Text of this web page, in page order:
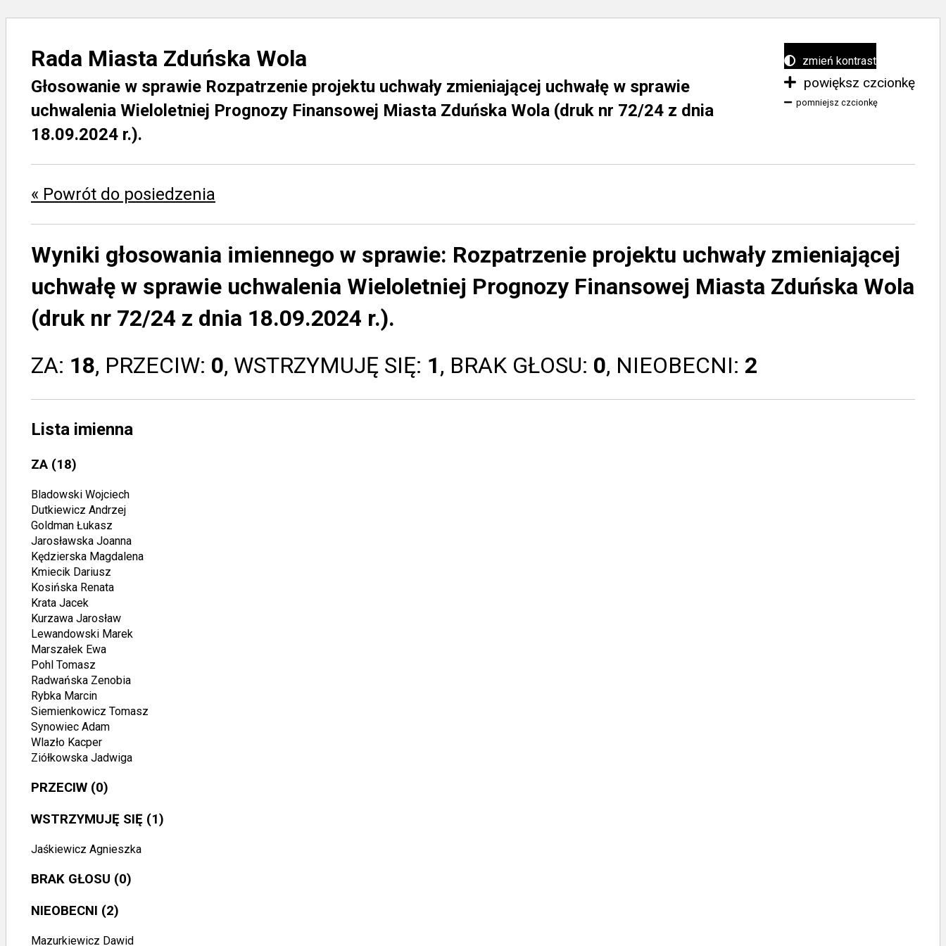
zmień kontrast
powiększ czcionkę
pomniejsz czcionkę
Rada Miasta Zduńska Wola
Głosowanie w sprawie Rozpatrzenie projektu uchwały zmieniającej uchwałę w sprawie
uchwalenia Wieloletniej Prognozy Finansowej Miasta Zduńska Wola (druk nr 72/24 z dnia
18.09.2024 r.).
« Powrót do posiedzenia
Wyniki głosowania imiennego w sprawie: Rozpatrzenie projektu uchwały zmieniającej
uchwałę w sprawie uchwalenia Wieloletniej Prognozy Finansowej Miasta Zduńska Wola
(druk nr 72/24 z dnia 18.09.2024 r.).
ZA: 18, PRZECIW: 0, WSTRZYMUJĘ SIĘ: 1, BRAK GŁOSU: 0, NIEOBECNI: 2
Lista imienna
ZA (18)
Bladowski Wojciech
Dutkiewicz Andrzej
Goldman Łukasz
Jarosławska Joanna
Kędzierska Magdalena
Kmiecik Dariusz
Kosińska Renata
Krata Jacek
Kurzawa Jarosław
Lewandowski Marek
Marszałek Ewa
Pohl Tomasz
Radwańska Zenobia
Rybka Marcin
Siemienkowicz Tomasz
Synowiec Adam
Wlazło Kacper
Ziółkowska Jadwiga
PRZECIW (0)
WSTRZYMUJĘ SIĘ (1)
Jaśkiewicz Agnieszka
BRAK GŁOSU (0)
NIEOBECNI (2)
Mazurkiewicz Dawid